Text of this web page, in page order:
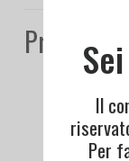
Prodotti
Il
Per